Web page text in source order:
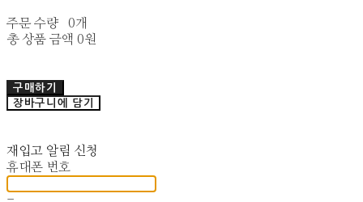
주문 수량
0개
총 상품 금액 0원
구매하기
장바구니에 담기
재입고 알림 신청
휴대폰 번호